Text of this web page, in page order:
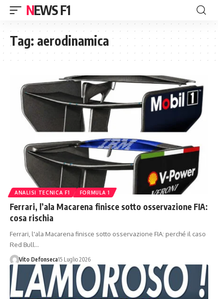
NEWS F1
Tag: aerodinamica
ANALISI TECNICA F1 FORMULA 1
Ferrari, l’ala Macarena finisce sotto osservazione FIA:
cosa rischia
Ferrari, l'ala Macarena finisce sotto osservazione FIA: perché il caso
Red Bull…
Vito Defonseca15 Luglio 2026